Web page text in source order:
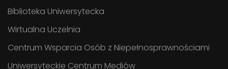
Biblioteka Uniwersytecka
Wirtualna Uczelnia
Centrum Wsparcia Osób z Niepełnosprawnościami
Uniwersyteckie Centrum Mediów